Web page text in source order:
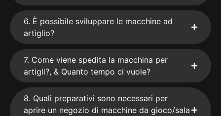
6. È possibile sviluppare le macchine ad
artiglio?
7. Come viene spedita la macchina per
artigli?, & Quanto tempo ci vuole?
8. Quali preparativi sono necessari per
aprire un negozio di macchine da gioco/sala